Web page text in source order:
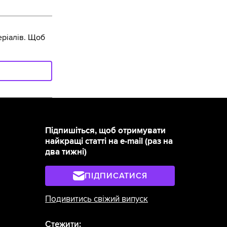
Щоб
Підпишіться, щоб отримувати
найкращі статті на e-mail (раз на
два тижні)
ПІДПИСАТИСЯ
Подивитись свіжий випуск
Стежити: